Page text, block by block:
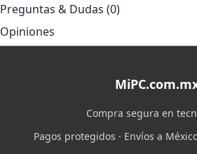
Preguntas & Dudas (0)
Opiniones
Compra segura en
Pagos protegidos · Envíos a